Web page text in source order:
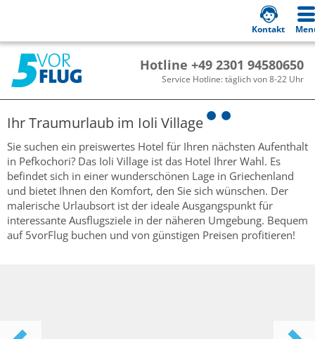
Hotline +49 2301 94580650
Service Hotline: täglich von 8-22 Uhr
Kontakt
Ihr Traumurlaub im Ioli Village
Sie suchen ein preiswertes Hotel für Ihren nächsten Aufenthalt
in Pefkochori? Das Ioli Village ist das Hotel Ihrer Wahl. Es
befindet sich in einer wunderschönen Lage in Griechenland
und bietet Ihnen den Komfort, den Sie sich wünschen. Der
malerische Urlaubsort ist der ideale Ausgangspunkt für
interessante Ausflugsziele in der näheren Umgebung. Bequem
auf 5vorFlug buchen und von günstigen Preisen profitieren!